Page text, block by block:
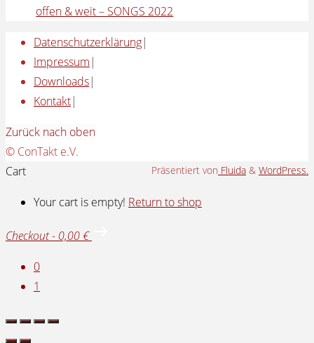
offen & weit – SONGS 2022
Datenschutzerklärung|
Impressum |
Downloads|
Kontakt|
Zurück nach oben
© ConTakt e.V.
Präsentiert von Fluida & WordPress.
Cart
Your cart is empty! Return to shop
Checkout- 0,00 €
0
1